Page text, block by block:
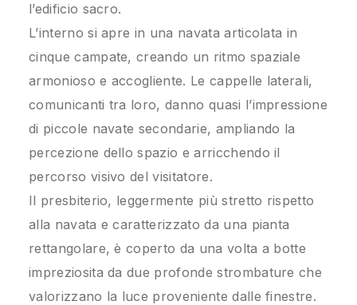
l’edificio sacro.
L’interno si apre in una navata articolata in
cinque campate, creando un ritmo spaziale
armonioso e accogliente. Le cappelle laterali,
comunicanti tra loro, danno quasi l’impressione
di piccole navate secondarie, ampliando la
percezione dello spazio e arricchendo il
percorso visivo del visitatore.
Il presbiterio, leggermente più stretto rispetto
alla navata e caratterizzato da una pianta
rettangolare, è coperto da una volta a botte
impreziosita da due profonde strombature che
valorizzano la luce proveniente dalle finestre.